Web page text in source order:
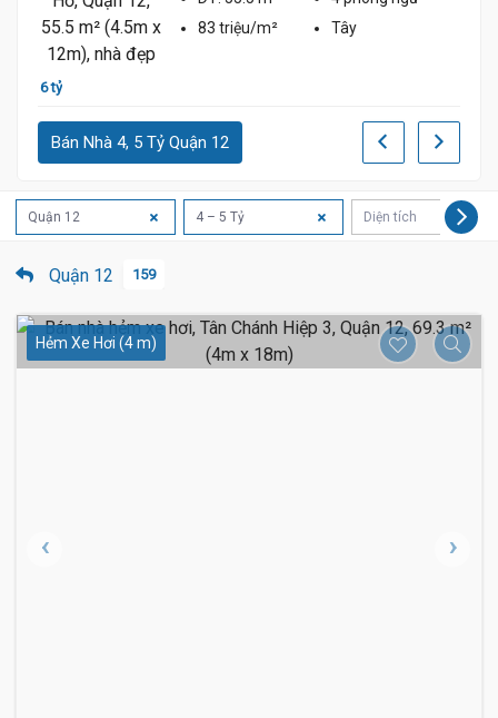
6 tỷ
83 triệu/m²
Tây
Bán Nhà 4, 5 Tỷ Quận 12
Quận 12 4 – 5 Tỷ Diện tích
Quận 12 159
Hẻm Xe Hơi (4 m)